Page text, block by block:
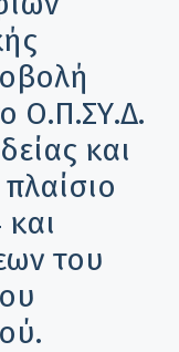
Ο.Π.ΣΥ.Δ.
και
του